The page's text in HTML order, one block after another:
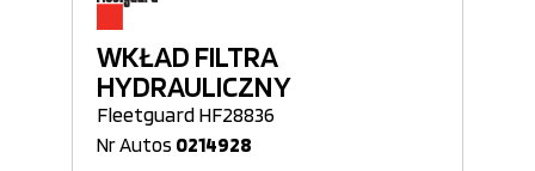
WKŁAD FILTRA
HYDRAULICZNY
Fleetguard HF28836
Nr Autos 0214928